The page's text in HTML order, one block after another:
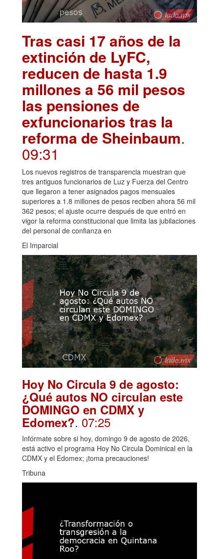
Tras casi 17 años de la
extinción de LyFC,
reducen de hasta 1.9
millones a 56 mil pesos
las pensiones de
exfuncionarios tras la
reforma de Sheinbaum.
09:31
Los nuevos registros de transparencia muestran que
tres antiguos funcionarios de Luz y Fuerza del Centro
que llegaron a tener asignados pagos mensuales
superiores a 1.8 millones de pesos reciben ahora 56 mil
362 pesos; el ajuste ocurre después de que entró en
vigor la reforma constitucional que limita las jubilaciones
del personal de confianza en
El Imparcial
Hoy No Circula 9 de agosto:
¿Qué autos NO circulan este
DOMINGO en CDMX y
Edomex?. 07:25
Infórmate sobre si hoy, domingo 9 de agosto de 2026,
está activo el programa Hoy No Circula Dominical en la
CDMX y el Edomex; ¡toma precauciones!
Tribuna